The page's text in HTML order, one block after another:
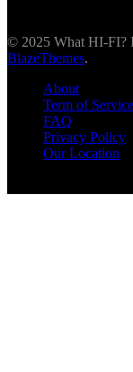
© 2025 What HI-FI?
BlazeThemes.
About
Term of
FAQ
Privacy Policy
Our Location